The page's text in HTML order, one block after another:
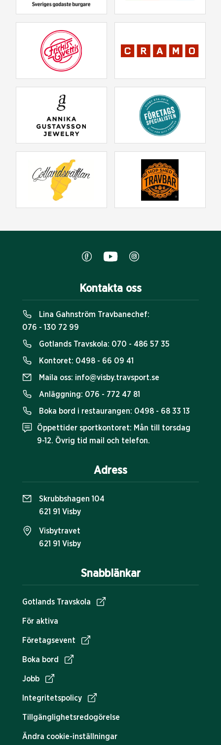
Snabblänkar
Gotlands Travskola
För aktiva
Företagsevent
Boka bord
Jobb
Integritetspolicy
Tillgänglighetsredogörelse
Ändra cookie-inställningar
Kontakta oss
Lina Gahnström Travbanechef:
076 - 130 72 99
Gotlands Travskola: 070 - 486 57 35
Kontoret: 0498 - 66 09 41
Maila oss: info@visby.travsport.se
Anläggning: 076 - 772 47 81
Boka bord i restaurangen: 0498 - 68 33 13
Öppettider sportkontoret: Mån till torsdag
9-12. Övrig tid mail och telefon.
Adress
Skrubbshagen 104
621 91 Visby
Visbytravet
621 91 Visby